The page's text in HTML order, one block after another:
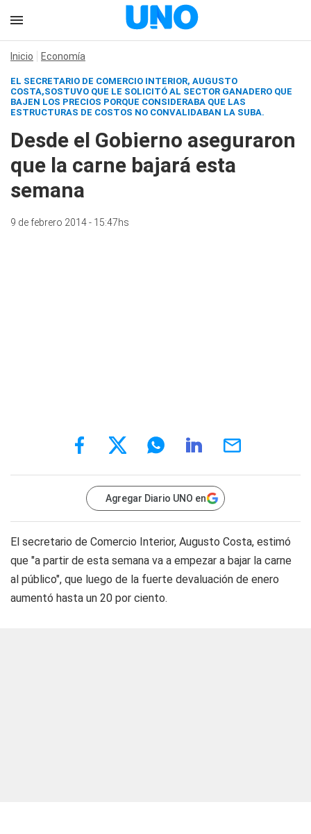
Inicio Economía
EL SECRETARIO DE COMERCIO INTERIOR, AUGUSTO
COSTA,SOSTUVO QUE LE SOLICITÓ AL SECTOR GANADERO QUE
BAJEN LOS PRECIOS PORQUE CONSIDERABA QUE LAS
ESTRUCTURAS DE COSTOS NO CONVALIDABAN LA SUBA.
Desde el Gobierno aseguraron
que la carne bajará esta
semana
9 de febrero 2014 - 15:47hs
Agregar Diario UNO en
El secretario de Comercio Interior, Augusto Costa, estimó
que "a partir de esta semana va a empezar a bajar la carne
al público", que luego de la fuerte devaluación de enero
aumentó hasta un 20 por ciento.